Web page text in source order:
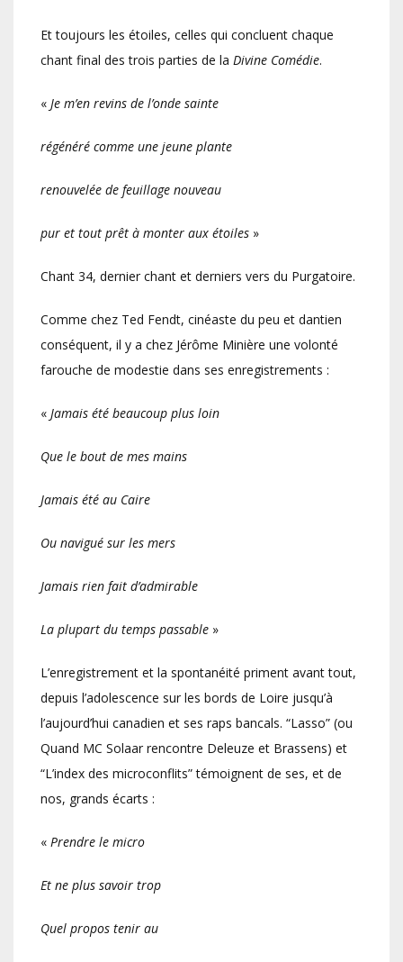
Et toujours les étoiles, celles qui concluent chaque
chant final des trois parties de la Divine Comédie.
« Je m’en revins de l’onde sainte
régénéré comme une jeune plante
renouvelée de feuillage nouveau
pur et tout prêt à monter aux étoiles »
Chant 34, dernier chant et derniers vers du Purgatoire.
Comme chez Ted Fendt, cinéaste du peu et dantien
conséquent, il y a chez Jérôme Minière une volonté
farouche de modestie dans ses enregistrements :
« Jamais été beaucoup plus loin
Que le bout de mes mains
Jamais été au Caire
Ou navigué sur les mers
Jamais rien fait d’admirable
La plupart du temps passable »
L’enregistrement et la spontanéité priment avant tout,
depuis l’adolescence sur les bords de Loire jusqu’à
l’aujourd’hui canadien et ses raps bancals. “Lasso” (ou
Quand MC Solaar rencontre Deleuze et Brassens) et
“L’index des microconflits” témoignent de ses, et de
nos, grands écarts :
« Prendre le micro
Et ne plus savoir trop
Quel propos tenir au